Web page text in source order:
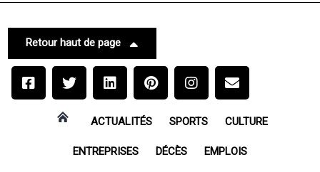
Retour haut de page
ACTUALITÉS SPORTS CULTURE
ENTREPRISES DÉCÈS EMPLOIS